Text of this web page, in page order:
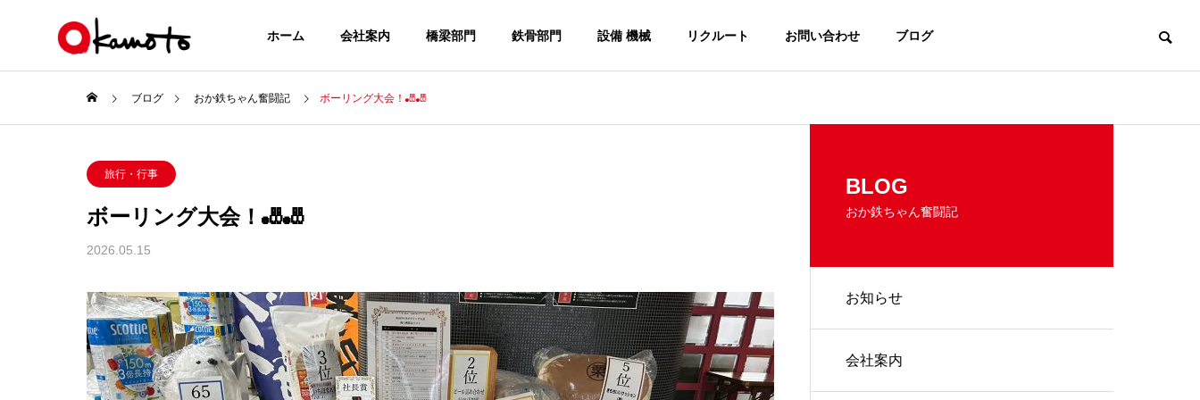
ホーム 会社案内 橋梁部門 鉄骨部門 設備 機械 リクルート お問い合わせ ブログ
ブログ おか鉄ちゃん奮闘記 ボーリング大会！🎳🎳
旅行・行事
ボーリング大会！🎳🎳
2026.05.15
BLOG
おか鉄ちゃん奮闘記
お知らせ
会社案内